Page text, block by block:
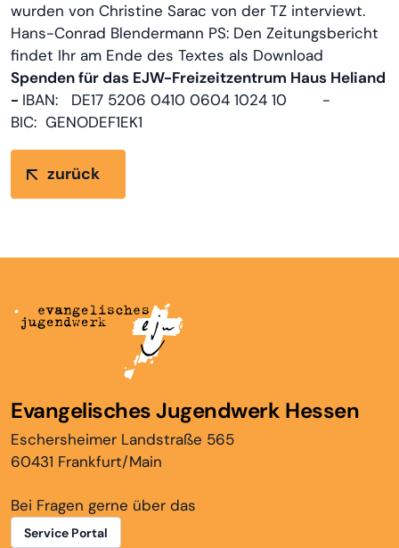
wurden von Christine Sarac von der TZ interviewt.
Hans-Conrad Blendermann PS: Den Zeitungsbericht
findet Ihr am Ende des Textes als Download
Spenden für das EJW-Freizeitzentrum Haus Heliand
- IBAN: DE17 5206 0410 0604 1024 10 -
BIC: GENODEF1EK1
zurück
Evangelisches Jugendwerk Hessen
Eschersheimer Landstraße 565
60431 Frankfurt/Main
Bei Fragen gerne über das
Service Portal